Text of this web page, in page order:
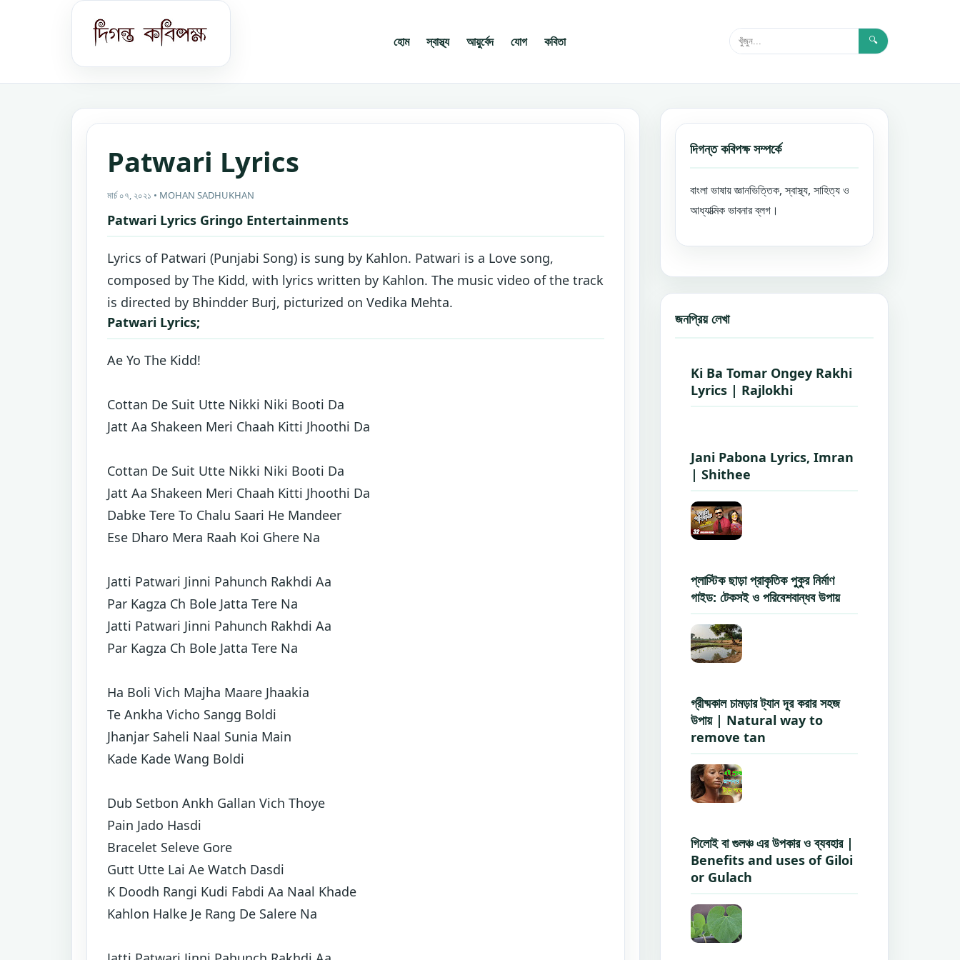
হোম স্বাস্থ্য আয়ুর্বেদ যোগ কবিতা 🔍
Patwari Lyrics
মার্চ ০৭, ২০২১ • MOHAN SADHUKHAN
Patwari Lyrics Gringo Entertainments
Lyrics of Patwari (Punjabi Song) is sung by Kahlon. Patwari is a Love song,
composed by The Kidd, with lyrics written by Kahlon. The music video of the track
is directed by Bhindder Burj, picturized on Vedika Mehta.
Patwari Lyrics;
Ae Yo The Kidd!
Cottan De Suit Utte Nikki Niki Booti Da
Jatt Aa Shakeen Meri Chaah Kitti Jhoothi Da
Cottan De Suit Utte Nikki Niki Booti Da
Jatt Aa Shakeen Meri Chaah Kitti Jhoothi Da
Dabke Tere To Chalu Saari He Mandeer
Ese Dharo Mera Raah Koi Ghere Na
Jatti Patwari Jinni Pahunch Rakhdi Aa
Par Kagza Ch Bole Jatta Tere Na
Jatti Patwari Jinni Pahunch Rakhdi Aa
Par Kagza Ch Bole Jatta Tere Na
Ha Boli Vich Majha Maare Jhaakia
Te Ankha Vicho Sangg Boldi
Jhanjar Saheli Naal Sunia Main
Kade Kade Wang Boldi
Dub Setbon Ankh Gallan Vich Thoye
Pain Jado Hasdi
Bracelet Seleve Gore
Gutt Utte Lai Ae Watch Dasdi
K Doodh Rangi Kudi Fabdi Aa Naal Khade
Kahlon Halke Je Rang De Salere Na
দিগন্ত কবিপক্ষ সম্পর্কে
বাংলা ভাষায় জ্ঞানভিত্তিক, স্বাস্থ্য, সাহিত্য ও
আধ্যাত্মিক ভাবনার ব্লগ।
জনপ্রিয় লেখা
Ki Ba Tomar Ongey Rakhi
Lyrics | Rajlokhi
Jani Pabona Lyrics, Imran
| Shithee
প্লাস্টিক ছাড়া প্রাকৃতিক পুকুর নির্মাণ
গাইড: টেকসই ও পরিবেশবান্ধব উপায়
গ্রীষ্মকাল চামড়ার ট্যান দূর করার সহজ
উপায় | Natural way to
remove tan
গিলোই বা গুলঞ্চ এর উপকার ও ব্যবহার |
Benefits and uses of Giloi
or Gulach